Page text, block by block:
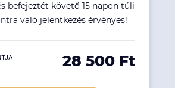
befejeztét követő 15 napon túli
való jelentkezés érvényes!
28 500 Ft